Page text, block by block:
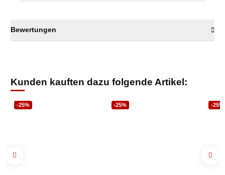
Bewertungen
Kunden kauften dazu folgende Artikel:
-25% -25% -25%